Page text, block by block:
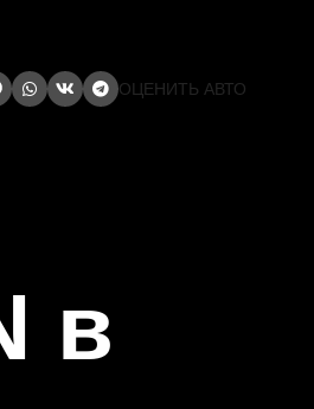
ОЦЕНИТЬ АВТО
в